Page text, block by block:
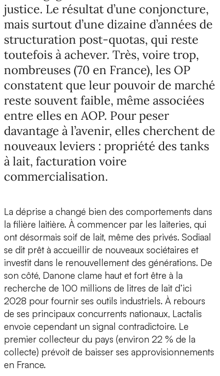
justice. Le résultat d’une conjoncture,
mais surtout d’une dizaine d’années de
structuration post-quotas, qui reste
toutefois à achever. Très, voire trop,
nombreuses (70 en France), les OP
constatent que leur pouvoir de marché
reste souvent faible, même associées
entre elles en AOP. Pour peser
davantage à l’avenir, elles cherchent de
nouveaux leviers : propriété des tanks
à lait, facturation voire
commercialisation.
La déprise a changé bien des comportements dans
la filière laitière. À commencer par les laiteries, qui
ont désormais soif de lait, même des privés. Sodiaal
se dit prêt à accueillir de nouveaux sociétaires et
investit dans le renouvellement des générations. De
son côté, Danone clame haut et fort être à la
recherche de 100 millions de litres de lait d’ici
2028 pour fournir ses outils industriels. À rebours
de ses principaux concurrents nationaux, Lactalis
envoie cependant un signal contradictoire. Le
premier collecteur du pays (environ 22 % de la
collecte) prévoit de baisser ses approvisionnements
en France.